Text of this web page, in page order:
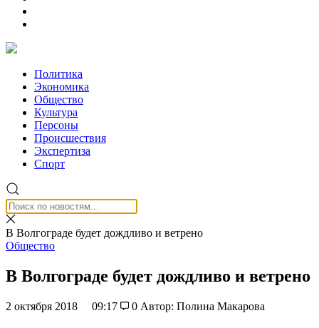
Политика
Экономика
Общество
Культура
Персоны
Происшествия
Экспертиза
Спорт
В Волгограде будет дождливо и ветрено
Общество
В Волгограде будет дождливо и ветрено
2 октября 2018 09:17 0 Автор: Полина Макарова